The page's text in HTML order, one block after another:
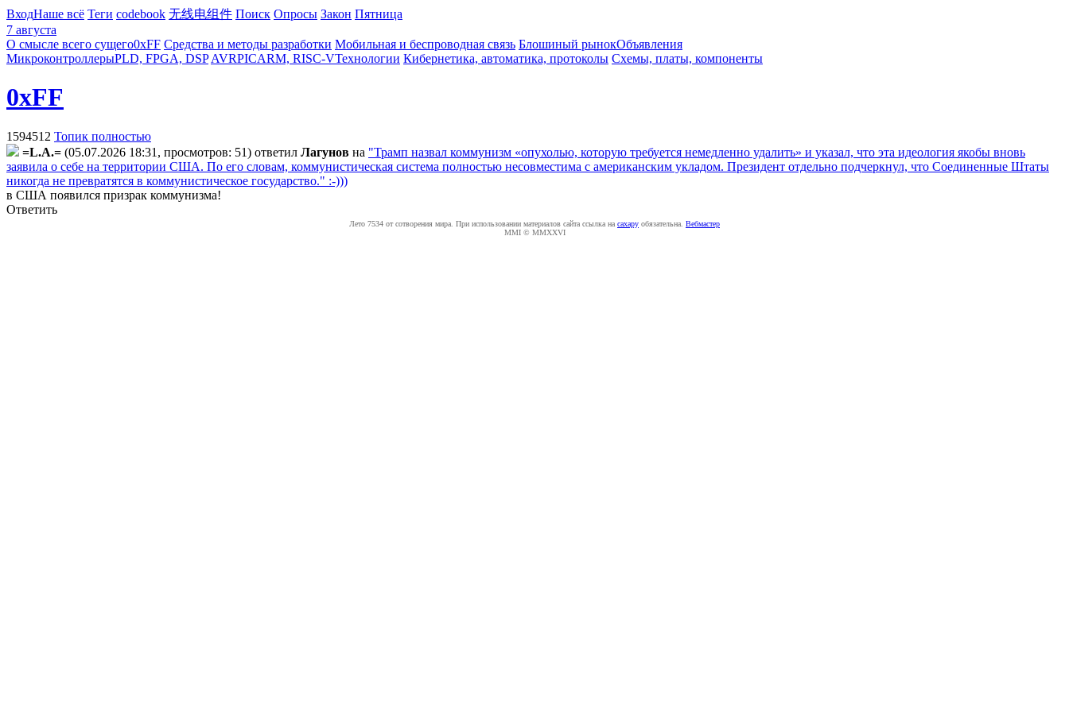
ВходНаше всё Теги codebook 无线电组件 Поиск Опросы Закон Пятница
7 августа
О смысле всего сущего0xFF Средства и методы разработки Мобильная и беспроводная связь Блошиный рынокОбъявления
МикроконтроллерыPLD, FPGA, DSP AVRPICARM, RISC-VТехнологии Кибернетика, автоматика, протоколы Схемы, платы, компоненты
0xFF
1594512 Топик полностью
=L.A.= (05.07.2026 18:31, просмотров: 51) ответил Лaгyнoв на "Трамп назвал коммунизм «опухолью, которую требуется немедленно удалить» и указал, что эта идеология якобы вновь
заявила о себе на территории США. По его словам, коммунистическая система полностью несовместима с американским укладом. Президент отдельно подчеркнул, что Соединенные Штаты
никогда не превратятся в коммунистическое государство." :-)))
в США появился призрак коммунизма!
Ответить
Лето 7534 от сотворения мира. При использовании материалов сайта ссылка на caxapу обязательна. Вебмастер
MMI © MMXXVI